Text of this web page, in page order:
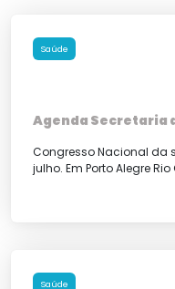
Saúde
Agenda Secretaria
Congresso Nacional da
julho. Em Porto Alegre
Saúde